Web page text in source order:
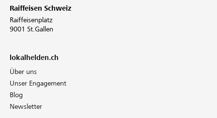
Raiffeisen Schweiz
Raiffeisenplatz
9001 St.Gallen
lokalhelden.ch
Über uns
Unser Engagement
Blog
Newsletter